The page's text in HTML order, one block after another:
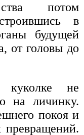
потом
в
будущей
от головы до
куколке не
на личинку.
покоя и
превращений.